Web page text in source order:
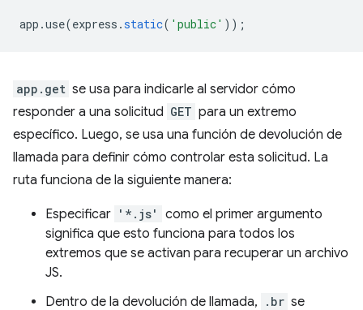
app .use(express .static( 'public' ));
app.get se usa para indicarle al servidor cómo
responder a una solicitud GET para un extremo
específico. Luego, se usa una función de devolución de
llamada para definir cómo controlar esta solicitud. La
ruta funciona de la siguiente manera:
Especificar '*.js'
como el primer argumento
significa que esto funciona para todos los
extremos que se activan para recuperar un archivo
JS.
Dentro de la devolución de llamada,
.br se